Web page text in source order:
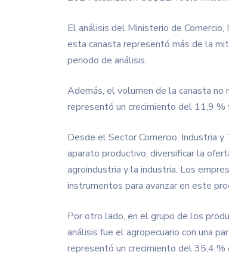
El análisis del Ministerio de
esta canasta representó más de la
periodo de análisis.
Además, el volumen de la canasta
representó un crecimiento del 11,9
Desde el Sector Comercio, Industria
aparato productivo, diversificar la
agroindustria y la industria. Los
instrumentos para avanzar en este
Por otro lado, en el grupo de los
análisis fue el agropecuario con una
representó un crecimiento del 35,4 %